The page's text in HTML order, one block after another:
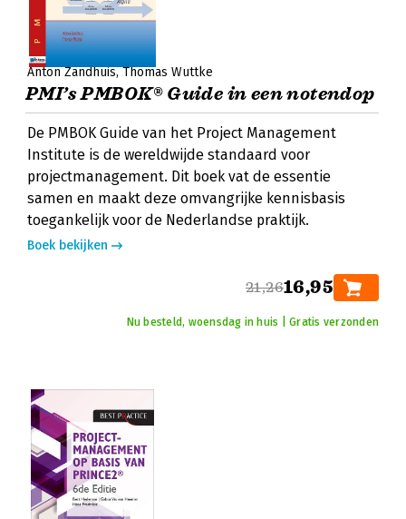
Anton Zandhuis Thomas Wuttke
PMI’s PMBOK® Guide in een notendop
De PMBOK Guide van het Project Management
Institute is de wereldwijde standaard voor
projectmanagement. Dit boek vat de essentie
samen en maakt deze omvangrijke kennisbasis
toegankelijk voor de Nederlandse praktijk.
Boek bekijken
21,2616,95
Nu besteld, woensdag in huis | Gratis verzonden